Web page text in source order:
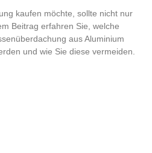
kaufen möchte, sollte nicht nur
Beitrag erfahren Sie, welche
aus Aluminium
und wie Sie diese vermeiden.